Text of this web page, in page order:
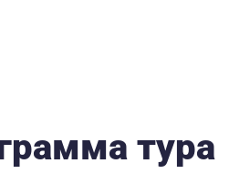
тура